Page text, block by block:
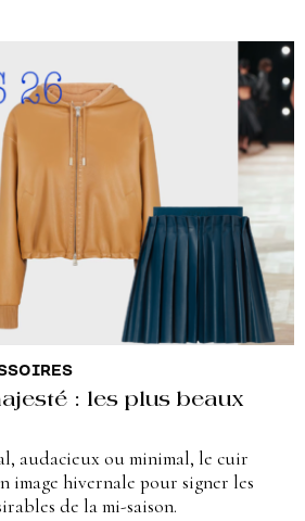
: les plus beaux
audacieux ou minimal, le cuir
image hivernale pour signer les
de la mi-saison.